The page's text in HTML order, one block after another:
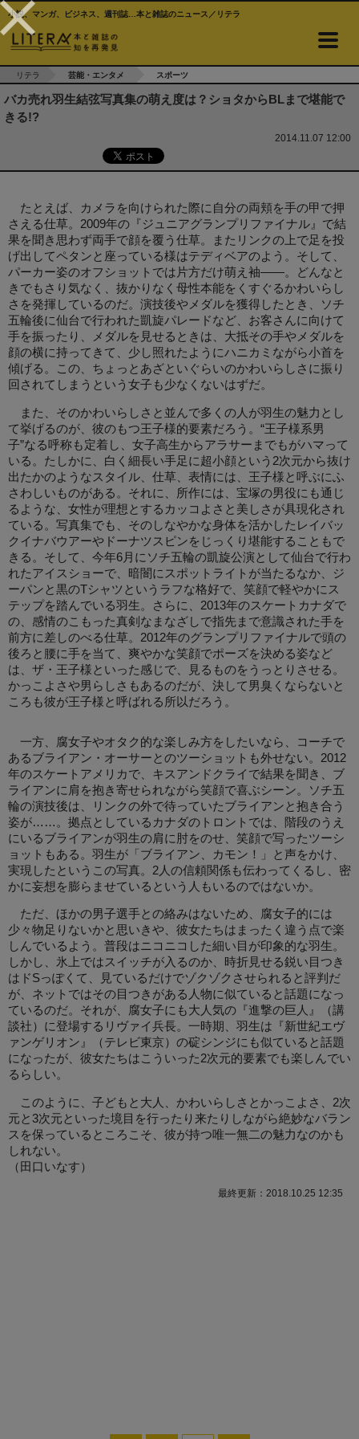
小説、マンガ、ビジネス、週刊誌…本と雑誌のニュース／リテラ
リテラ 芸能・エンタメ スポーツ
バカ売れ羽生結弦写真集の萌え度は？ショタからBLまで堪能で
きる!?
2014.11.07 12:00
たとえば、カメラを向けられた際に自分の両頬を手の甲で押
さえる仕草。2009年の『ジュニアグランプリファイナル』で結
果を聞き思わず両手で顔を覆う仕草。またリンクの上で足を投
げ出してペタンと座っている様はテディベアのよう。そして、
パーカー姿のオフショットでは片方だけ萌え袖――。どんなと
きでもさり気なく、抜かりなく母性本能をくすぐるかわいらし
さを発揮しているのだ。演技後やメダルを獲得したとき、ソチ
五輪後に仙台で行われた凱旋パレードなど、お客さんに向けて
手を振ったり、メダルを見せるときは、大抵その手やメダルを
顔の横に持ってきて、少し照れたようにハニカミながら小首を
傾げる。この、ちょっとあざといぐらいのかわいらしさに振り
回されてしまうという女子も少なくないはずだ。
また、そのかわいらしさと並んで多くの人が羽生の魅力とし
て挙げるのが、彼のもつ王子様的要素だろう。“王子様系男
子”なる呼称も定着し、女子高生からアラサーまでもがハマって
いる。たしかに、白く細長い手足に超小顔という2次元から抜け
出たかのようなスタイル、仕草、表情には、王子様と呼ぶにふ
さわしいものがある。それに、所作には、宝塚の男役にも通じ
るような、女性が理想とするカッコよさと美しさが具現化され
ている。写真集でも、そのしなやかな身体を活かしたレイバッ
クイナバウアーやドーナツスピンをじっくり堪能することもで
きる。そして、今年6月にソチ五輪の凱旋公演として仙台で行わ
れたアイスショーで、暗闇にスポットライトが当たるなか、ジ
ーパンと黒のTシャツというラフな格好で、笑顔で軽やかにス
テップを踏んでいる羽生。さらに、2013年のスケートカナダで
の、感情のこもった真剣なまなざしで指先まで意識された手を
前方に差しのべる仕草。2012年のグランプリファイナルで頭の
後ろと腰に手を当て、爽やかな笑顔でポーズを決める姿など
は、ザ・王子様といった感じで、見るものをうっとりさせる。
かっこよさや男らしさもあるのだが、決して男臭くならないと
ころも彼が王子様と呼ばれる所以だろう。
一方、腐女子やオタク的な楽しみ方をしたいなら、コーチで
あるブライアン・オーサーとのツーショットも外せない。2012
年のスケートアメリカで、キスアンドクライで結果を聞き、ブ
ライアンに肩を抱き寄せられながら笑顔で喜ぶシーン。ソチ五
輪の演技後は、リンクの外で待っていたブライアンと抱き合う
姿が……。拠点としているカナダのトロントでは、階段のうえ
にいるブライアンが羽生の肩に肘をのせ、笑顔で写ったツーシ
ョットもある。羽生が「ブライアン、カモン！」と声をかけ、
実現したというこの写真。2人の信頼関係も伝わってくるし、密
かに妄想を膨らませているという人もいるのではないか。
ただ、ほかの男子選手との絡みはないため、腐女子的には
少々物足りないかと思いきや、彼女たちはまったく違う点で楽
しんでいるよう。普段はニコニコした細い目が印象的な羽生。
しかし、氷上ではスイッチが入るのか、時折見せる鋭い目つき
はドSっぽくて、見ているだけでゾクゾクさせられると評判だ
が、ネットではその目つきがある人物に似ていると話題になっ
ているのだ。それが、腐女子にも大人気の『進撃の巨人』（講
談社）に登場するリヴァイ兵長。一時期、羽生は『新世紀エヴ
ァンゲリオン』（テレビ東京）の碇シンジにも似ていると話題
になったが、彼女たちはこういった2次元的要素でも楽しんでい
るらしい。
このように、子どもと大人、かわいらしさとかっこよさ、2次
元と3次元といった境目を行ったり来たりしながら絶妙なバラン
スを保っているところこそ、彼が持つ唯一無二の魅力なのかも
しれない。
（田口いなす）
最終更新：2018.10.25 12:35